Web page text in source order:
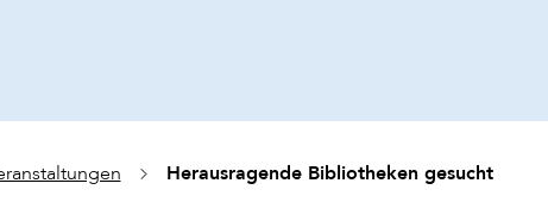
Herausragende Bibliotheken gesucht